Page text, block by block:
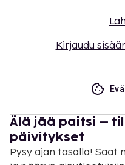
Kirjaudu
Älä jää paitsi –
päivitykset
Pysy ajan tasalla!